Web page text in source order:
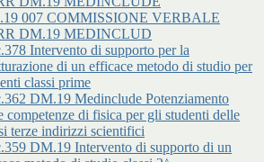
007 COMMISSIONE VERBALE
DM.19 MEDINCLUD
Intervento di supporto per la
di un efficace metodo di studio per
classi prime
DM.19 Medinclude Potenziamento
competenze di fisica per gli studenti delle
terze indirizzi scientifici
DM.19 Intervento di supporto di un